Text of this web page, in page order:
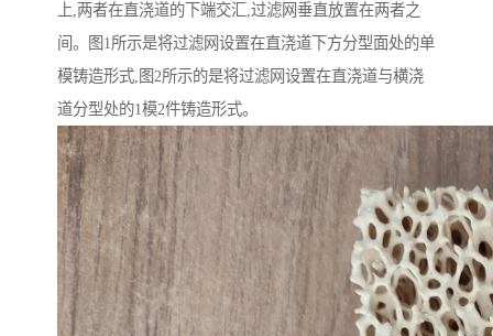
上,两者在直浇道的下端交汇,过滤网垂直放置在两者之
间。图1所示是将过滤网设置在直浇道下方分型面处的单
模铸造形式,图2所示的是将过滤网设置在直浇道与横浇
道分型处的1模2件铸造形式。